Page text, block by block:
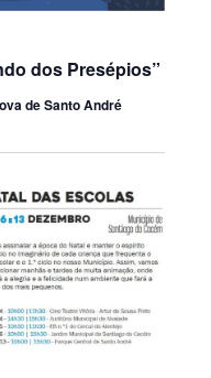
dos Presépios”
de Santo André